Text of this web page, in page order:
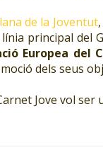
de la Joventut
principal del
Europea del
dels seus
Jove vol